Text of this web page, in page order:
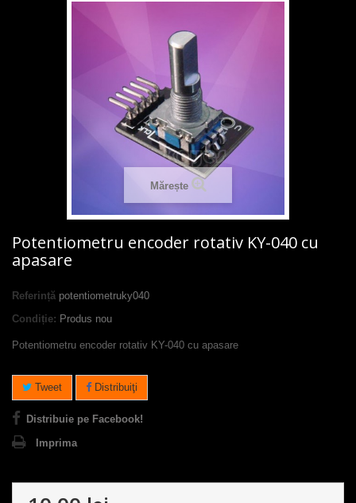
Mărește
Potentiometru encoder rotativ KY-040 cu
apasare
Referință potentiometruky040
Condiție: Produs nou
Potentiometru encoder rotativ KY-040 cu apasare
Tweet Distribuiţi
Distribuie pe Facebook!
Imprima